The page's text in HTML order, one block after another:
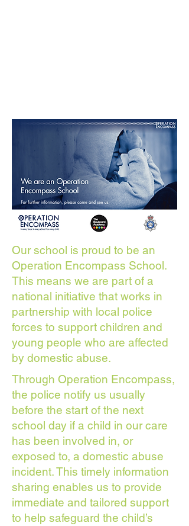
Our school is proud to be an
Operation Encompass School.
This means we are part of a
national initiative that works in
partnership with local police
forces to support children and
young people who are affected
by domestic abuse.
Through Operation Encompass,
the police notify us usually
before the start of the next
school day if a child in our care
has been involved in, or
exposed to, a domestic abuse
incident. This timely information
sharing enables us to provide
immediate and tailored support
to help safeguard the child’s